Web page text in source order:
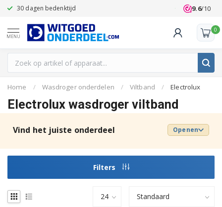
30 dagen bedenktijd Klanten
9.6/10
MENU
0
Home / Wasdroger onderdelen / Viltband / Electrolux
Electrolux wasdroger viltband
Vind het juiste onderdeel Openen
Filters